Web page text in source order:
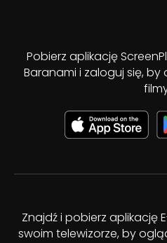
Pobierz aplikację
Baranami i zaloguj się,
Znajdź i pobierz aplikację
swoim telewizorze, by